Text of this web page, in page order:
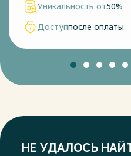
Уникальность от50%
Доступпосле оплаты
НЕ УДАЛОСЬ